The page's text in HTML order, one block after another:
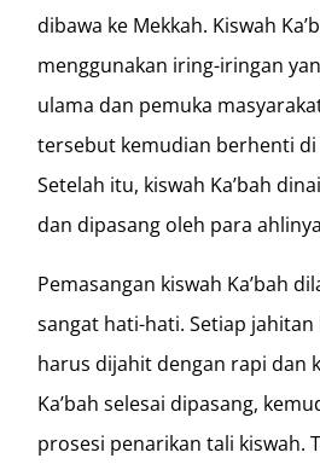
dibawa ke Mekkah. Kiswah
menggunakan iring-iringan
ulama dan pemuka
tersebut kemudian berhenti di
Setelah itu, kiswah Ka’bah
dan dipasang oleh para
Pemasangan kiswah Ka’bah
sangat hati-hati. Setiap jahitan
harus dijahit dengan rapi dan
Ka’bah selesai dipasang,
prosesi penarikan tali kiswah.